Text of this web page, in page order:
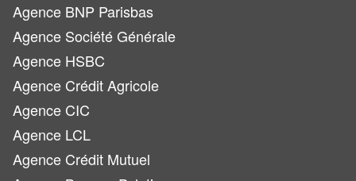
Agence BNP Parisbas
Agence Société Générale
Agence HSBC
Agence Crédit Agricole
Agence CIC
Agence LCL
Agence Crédit Mutuel